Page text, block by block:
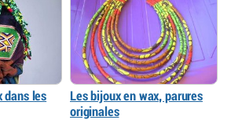
dans les
Les bijoux en wax, parures
originales